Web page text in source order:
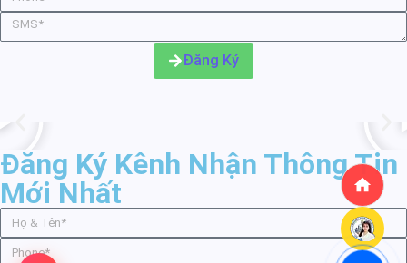
Đăng Ký
Đăng Ký Kênh Nhận Thông Tin
Mới Nhất